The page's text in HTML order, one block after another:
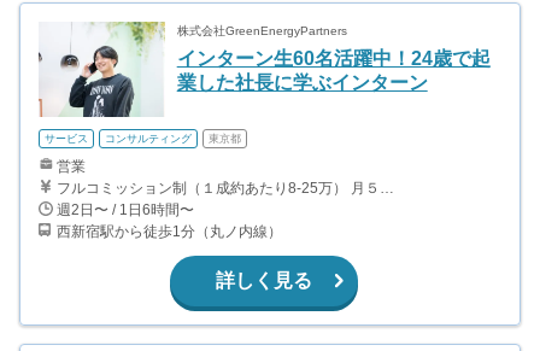
株式会社GreenEnergyPartners
インターン生60名活躍中！24歳で起
業した社長に学ぶインターン
サービス コンサルティング 東京都
営業
フルコミッション制（１成約あたり8-25万） 月５０万以上稼ぐインターン生も多数います！ ■収入例 ○入社１ヶ月目（明治大学2年生） 役職：アポインター 月間１契約×８万円＝８万円 ＋交通費 ○入社３ヶ月目（東京大学２年生） 役職：アポインター（ランク：ブロンズ） 月間３契約×10万円＝30万円 ＋交通費 ○入社６ヶ月目（早稲田大学３年生） 役職：アポインター（ランク：シルバー） 月間５契約×12万円＝60万円 ＋交通費 ○入社15ヶ月目（慶應大学３年生） 役職：クローザー 月間３契約×25万＝75万円 ＋交通費
週2日〜 / 1日6時間〜
西新宿駅から徒歩1分（丸ノ内線）
詳しく見る